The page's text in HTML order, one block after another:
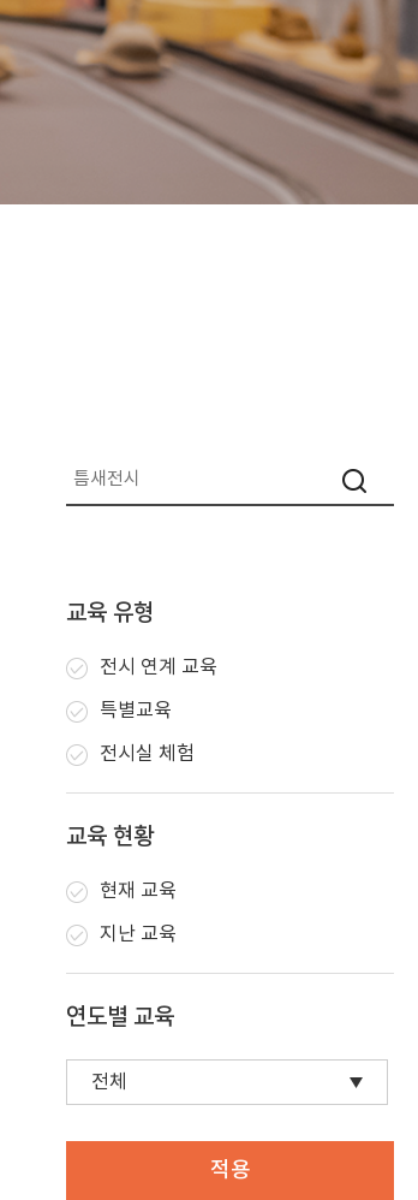
교육 유형
전시 연계 교육
특별교육
전시실 체험
교육 현황
현재 교육
지난 교육
연도별 교육
적용